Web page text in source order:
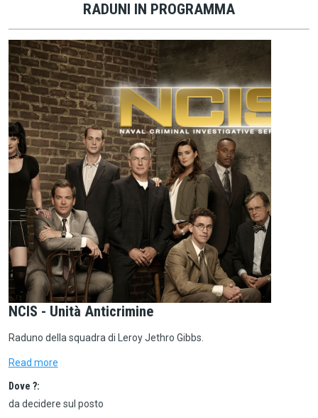
RADUNI IN PROGRAMMA
NCIS - Unità Anticrimine
Raduno della squadra di Leroy Jethro Gibbs.
Read more
Dove ?:
da decidere sul posto